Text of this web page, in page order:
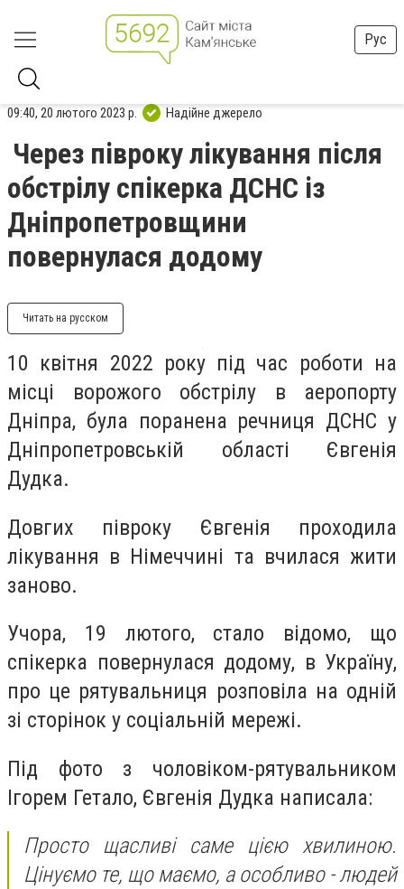
Рус
09:40, 20 лютого 2023 р. Надійне джерело
Через півроку лікування після
обстрілу спікерка ДСНС із
Дніпропетровщини
повернулася додому
Читать на русском
10 квітня 2022 року під час роботи на
місці ворожого обстрілу в аеропорту
Дніпра, була поранена речниця ДСНС у
Дніпропетровській області Євгенія
Дудка.
Довгих півроку Євгенія проходила
лікування в Німеччині та вчилася жити
заново.
Учора, 19 лютого, стало відомо, що
спікерка повернулася додому, в Україну,
про це рятувальниця розповіла на одній
зі сторінок у соціальній мережі.
Під фото з чоловіком-рятувальником
Ігорем Гетало, Євгенія Дудка написала:
Просто щасливі саме цією хвилиною.
Цінуємо те, що маємо, а особливо - людей